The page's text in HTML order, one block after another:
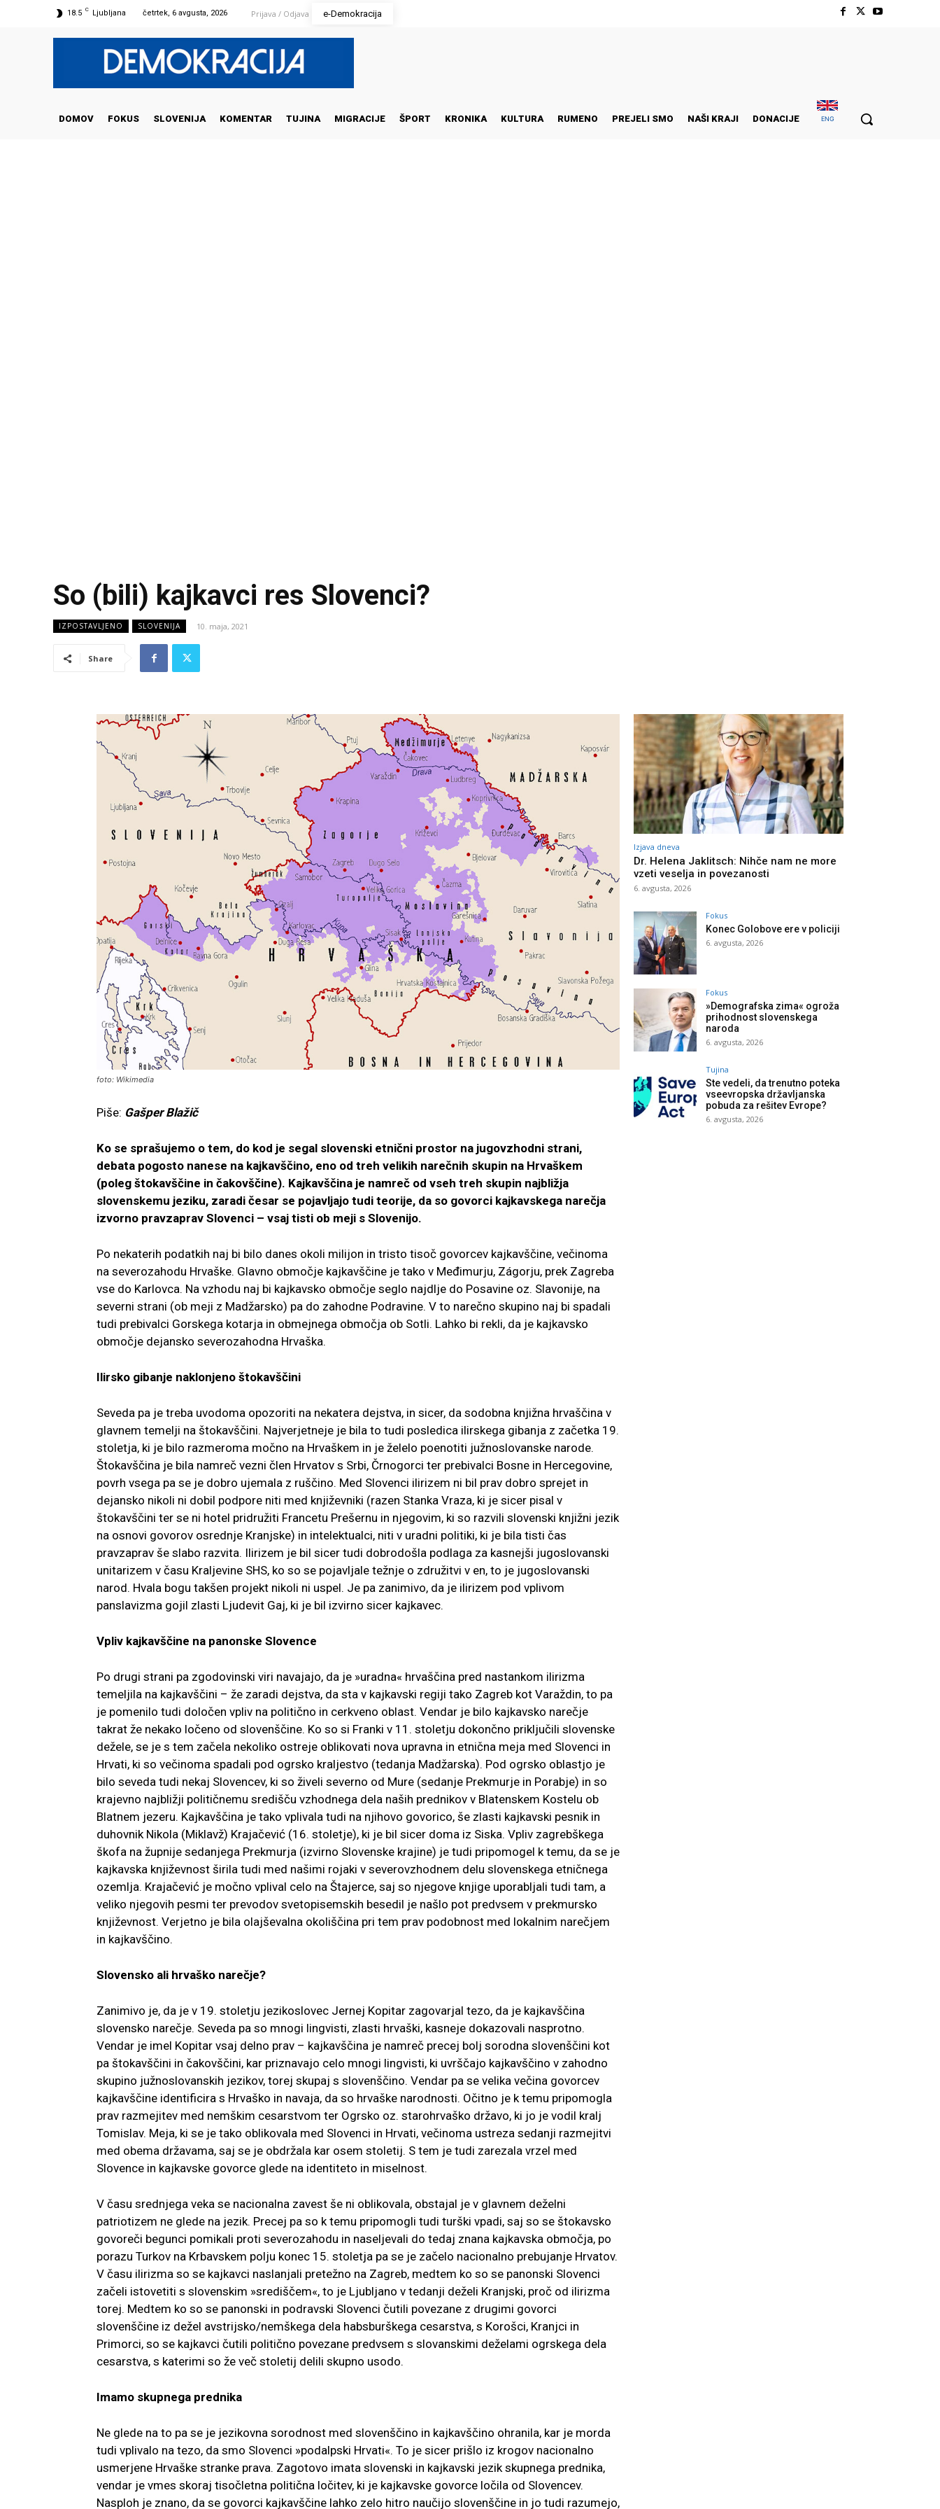
18.5 C Ljubljana četrtek, 6 avgusta, 2026 Prijava / Odjava e-Demokracija
DOMOV FOKUS SLOVENIJA KOMENTAR TUJINA MIGRACIJE ŠPORT KRONIKA KULTURA RUMENO PREJELI SMO NAŠI KRAJI DONACIJE ENG
So (bili) kajkavci res Slovenci?
IZPOSTAVLJENO SLOVENIJA 10. maja, 2021
Share
foto: Wikimedia
Piše: Gašper Blažič
Ko se sprašujemo o tem, do kod je segal slovenski etnični prostor na jugovzhodni strani,
debata pogosto nanese na kajkavščino, eno od treh velikih narečnih skupin na Hrvaškem
(poleg štokavščine in čakovščine). Kajkavščina je namreč od vseh treh skupin najbližja
slovenskemu jeziku, zaradi česar se pojavljajo tudi teorije, da so govorci kajkavskega narečja
izvorno pravzaprav Slovenci – vsaj tisti ob meji s Slovenijo.
Po nekaterih podatkih naj bi bilo danes okoli milijon in tristo tisoč govorcev kajkavščine, večinoma
na severozahodu Hrvaške. Glavno območje kajkavščine je tako v Međimurju, Zágorju, prek Zagreba
vse do Karlovca. Na vzhodu naj bi kajkavsko območje seglo najdlje do Posavine oz. Slavonije, na
severni strani (ob meji z Madžarsko) pa do zahodne Podravine. V to narečno skupino naj bi spadali
tudi prebivalci Gorskega kotarja in obmejnega območja ob Sotli. Lahko bi rekli, da je kajkavsko
območje dejansko severozahodna Hrvaška.
Ilirsko gibanje naklonjeno štokavščini
Seveda pa je treba uvodoma opozoriti na nekatera dejstva, in sicer, da sodobna knjižna hrvaščina v
glavnem temelji na štokavščini. Najverjetneje je bila to tudi posledica ilirskega gibanja z začetka 19.
stoletja, ki je bilo razmeroma močno na Hrvaškem in je želelo poenotiti južnoslovanske narode.
Štokavščina je bila namreč vezni člen Hrvatov s Srbi, Črnogorci ter prebivalci Bosne in Hercegovine,
povrh vsega pa se je dobro ujemala z ruščino. Med Slovenci ilirizem ni bil prav dobro sprejet in
dejansko nikoli ni dobil podpore niti med književniki (razen Stanka Vraza, ki je sicer pisal v
štokavščini ter se ni hotel pridružiti Francetu Prešernu in njegovim, ki so razvili slovenski knjižni jezik
na osnovi govorov osrednje Kranjske) in intelektualci, niti v uradni politiki, ki je bila tisti čas
pravzaprav še slabo razvita. Ilirizem je bil sicer tudi dobrodošla podlaga za kasnejši jugoslovanski
unitarizem v času Kraljevine SHS, ko so se pojavljale težnje o združitvi v en, to je jugoslovanski
narod. Hvala bogu takšen projekt nikoli ni uspel. Je pa zanimivo, da je ilirizem pod vplivom
panslavizma gojil zlasti Ljudevit Gaj, ki je bil izvirno sicer kajkavec.
Vpliv kajkavščine na panonske Slovence
Po drugi strani pa zgodovinski viri navajajo, da je »uradna« hrvaščina pred nastankom ilirizma
temeljila na kajkavščini – že zaradi dejstva, da sta v kajkavski regiji tako Zagreb kot Varaždin, to pa
je pomenilo tudi določen vpliv na politično in cerkveno oblast. Vendar je bilo kajkavsko narečje
takrat že nekako ločeno od slovenščine. Ko so si Franki v 11. stoletju dokončno priključili slovenske
dežele, se je s tem začela nekoliko ostreje oblikovati nova upravna in etnična meja med Slovenci in
Hrvati, ki so večinoma spadali pod ogrsko kraljestvo (tedanja Madžarska). Pod ogrsko oblastjo je
bilo seveda tudi nekaj Slovencev, ki so živeli severno od Mure (sedanje Prekmurje in Porabje) in so
krajevno najbližji političnemu središču vzhodnega dela naših prednikov v Blatenskem Kostelu ob
Blatnem jezeru. Kajkavščina je tako vplivala tudi na njihovo govorico, še zlasti kajkavski pesnik in
duhovnik Nikola (Miklavž) Krajačević (16. stoletje), ki je bil sicer doma iz Siska. Vpliv zagrebškega
škofa na župnije sedanjega Prekmurja (izvirno Slovenske krajine) je tudi pripomogel k temu, da se je
kajkavska književnost širila tudi med našimi rojaki v severovzhodnem delu slovenskega etničnega
ozemlja. Krajačević je močno vplival celo na Štajerce, saj so njegove knjige uporabljali tudi tam, a
veliko njegovih pesmi ter prevodov svetopisemskih besedil je našlo pot predvsem v prekmursko
književnost. Verjetno je bila olajševalna okoliščina pri tem prav podobnost med lokalnim narečjem
in kajkavščino.
Slovensko ali hrvaško narečje?
Zanimivo je, da je v 19. stoletju jezikoslovec Jernej Kopitar zagovarjal tezo, da je kajkavščina
slovensko narečje. Seveda pa so mnogi lingvisti, zlasti hrvaški, kasneje dokazovali nasprotno.
Vendar je imel Kopitar vsaj delno prav – kajkavščina je namreč precej bolj sorodna slovenščini kot
pa štokavščini in čakovščini, kar priznavajo celo mnogi lingvisti, ki uvrščajo kajkavščino v zahodno
skupino južnoslovanskih jezikov, torej skupaj s slovenščino. Vendar pa se velika večina govorcev
kajkavščine identificira s Hrvaško in navaja, da so hrvaške narodnosti. Očitno je k temu pripomogla
prav razmejitev med nemškim cesarstvom ter Ogrsko oz. starohrvaško državo, ki jo je vodil kralj
Tomislav. Meja, ki se je tako oblikovala med Slovenci in Hrvati, večinoma ustreza sedanji razmejitvi
med obema državama, saj se je obdržala kar osem stoletij. S tem je tudi zarezala vrzel med
Slovence in kajkavske govorce glede na identiteto in miselnost.
V času srednjega veka se nacionalna zavest še ni oblikovala, obstajal je v glavnem deželni
patriotizem ne glede na jezik. Precej pa so k temu pripomogli tudi turški vpadi, saj so se štokavsko
govoreči begunci pomikali proti severozahodu in naseljevali do tedaj znana kajkavska območja, po
porazu Turkov na Krbavskem polju konec 15. stoletja pa se je začelo nacionalno prebujanje Hrvatov.
V času ilirizma so se kajkavci naslanjali pretežno na Zagreb, medtem ko so se panonski Slovenci
začeli istovetiti s slovenskim »središčem«, to je Ljubljano v tedanji deželi Kranjski, proč od ilirizma
torej. Medtem ko so se panonski in podravski Slovenci čutili povezane z drugimi govorci
slovenščine iz dežel avstrijsko/nemškega dela habsburškega cesarstva, s Korošci, Kranjci in
Primorci, so se kajkavci čutili politično povezane predvsem s slovanskimi deželami ogrskega dela
cesarstva, s katerimi so že več stoletij delili skupno usodo.
Imamo skupnega prednika
Ne glede na to pa se je jezikovna sorodnost med slovenščino in kajkavščino ohranila, kar je morda
tudi vplivalo na tezo, da smo Slovenci »podalpski Hrvati«. To je sicer prišlo iz krogov nacionalno
usmerjene Hrvaške stranke prava. Zagotovo imata slovenski in kajkavski jezik skupnega prednika,
vendar je vmes skoraj tisočletna politična ločitev, ki je kajkavske govorce ločila od Slovencev.
Nasploh je znano, da se govorci kajkavščine lahko zelo hitro naučijo slovenščine in jo tudi razumejo,
Izjava dneva
Dr. Helena Jaklitsch: Nihče nam ne more
vzeti veselja in povezanosti
6. avgusta, 2026
Fokus
Konec Golobove ere v policiji
6. avgusta, 2026
Fokus
»Demografska zima« ogroža
prihodnost slovenskega
naroda
6. avgusta, 2026
Tujina
Ste vedeli, da trenutno poteka
vseevropska državljanska
pobuda za rešitev Evrope?
6. avgusta, 2026